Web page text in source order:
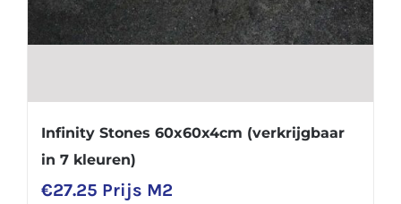
Infinity Stones 60x60x4cm (verkrijgbaar
in 7 kleuren)
€27.25 Prijs M2